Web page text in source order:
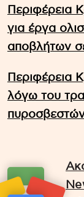
Περιφέρεια
για έργα
αποβλήτων
Περιφέρεια
λόγω του